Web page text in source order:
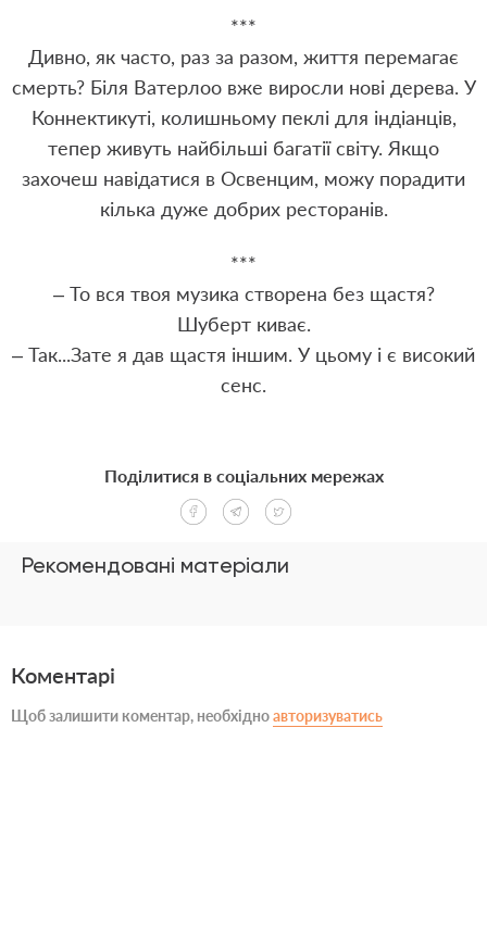
***
Дивно, як часто, раз за разом, життя перемагає
смерть? Біля Ватерлоо вже виросли нові дерева. У
Коннектикуті, колишньому пеклі для індіанців,
тепер живуть найбільші багатії світу. Якщо
захочеш навідатися в Освенцим, можу порадити
кілька дуже добрих ресторанів.
***
– То вся твоя музика створена без щастя?
Шуберт киває.
– Так...Зате я дав щастя іншим. У цьому і є високий
сенс.
Рекомендовані матеріали
Поділитися в соціальних мережах
Коментарі
Щоб залишити коментар, необхідноавторизуватись